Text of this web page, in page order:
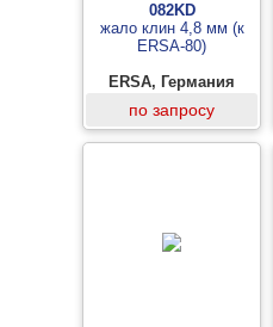
082KD
жало клин 4,8 мм (к
ERSA-80)
ERSA, Германия
по запросу